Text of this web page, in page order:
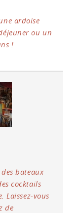
ardoise
ou un
!
bateaux
cocktails
Laissez-vous
de